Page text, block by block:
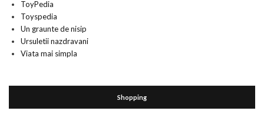
ToyPedia
Toyspedia
Un graunte de nisip
Ursuletii nazdravani
Viata mai simpla
Shopping